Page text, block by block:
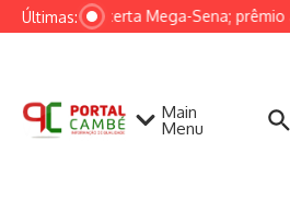
Ir para o conteúdo
Últimas:
Ninguém acerta Mega-Sena; prêmio
Main
Menu